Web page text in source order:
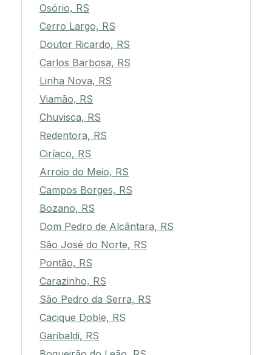
Osório, RS
Cerro Largo, RS
Doutor Ricardo, RS
Carlos Barbosa, RS
Linha Nova, RS
Viamão, RS
Chuvisca, RS
Redentora, RS
Ciríaco, RS
Arroio do Meio, RS
Campos Borges, RS
Bozano, RS
Dom Pedro de Alcântara, RS
São José do Norte, RS
Pontão, RS
Carazinho, RS
São Pedro da Serra, RS
Cacique Doble, RS
Garibaldi, RS